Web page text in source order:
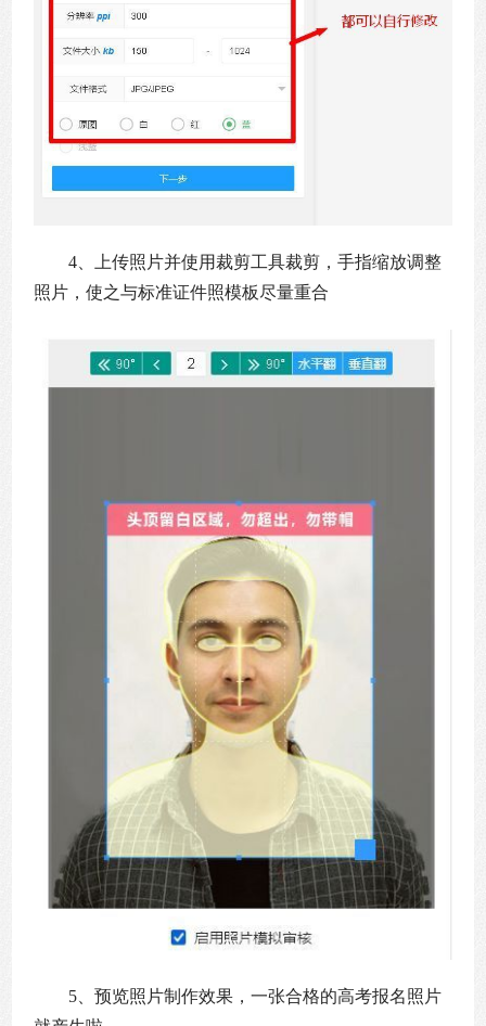
4、上传照片并使用裁剪工具裁剪，手指缩放调整
照片，使之与标准证件照模板尽量重合
5、预览照片制作效果，一张合格的高考报名照片